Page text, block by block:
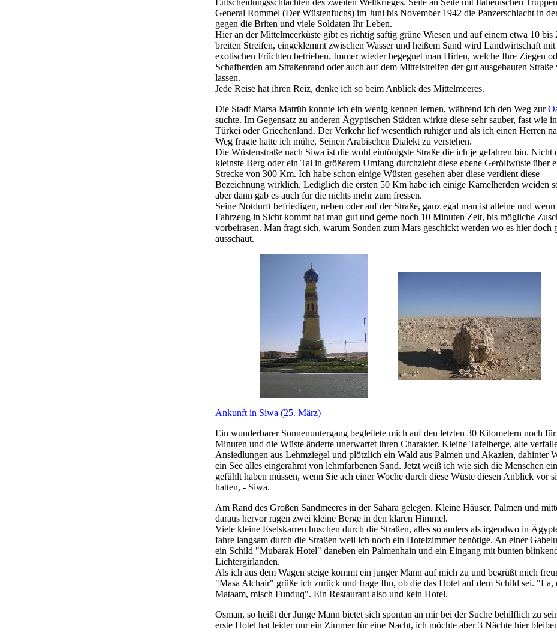
Entscheidungsschlachten des zweiten Weltkrieges. Seite an Seite mit Italienischen
General Rommel (Der Wüstenfuchs) im Juni bis November 1942 die Panzerschlacht in
gegen die Briten und viele Soldaten Ihr Leben.
Hier an der Mittelmeerküste gibt es richtig saftig grüne Wiesen und auf einem etwa 10 bis
breiten Streifen, eingeklemmt zwischen Wasser und heißem Sand wird Landwirtschaft mit
exotischen Früchten betrieben. Immer wieder begegnet man Hirten, welche Ihre Ziegen
Schafherden am Straßenrand oder auch auf dem Mittelstreifen der gut ausgebauten Straße
lassen.
Jede Reise hat ihren Reiz, denke ich so beim Anblick des Mittelmeeres.
Die Stadt Marsa Matrüh konnte ich ein wenig kennen lernen, während ich den Weg zur
suchte. Im Gegensatz zu anderen Ägyptischen Städten wirkte diese sehr sauber, fast wie
Türkei oder Griechenland. Der Verkehr lief wesentlich ruhiger und als ich einen Herren
Weg fragte hatte ich mühe, Seinen Arabischen Dialekt zu verstehen.
Die Wüstenstraße nach Siwa ist die wohl eintönigste Straße die ich je gefahren bin. Nicht
kleinste Berg oder ein Tal in größerem Umfang durchzieht diese ebene Geröllwüste über
Strecke von 300 Km. Ich habe schon einige Wüsten gesehen aber diese verdient diese
Bezeichnung wirklich. Lediglich die ersten 50 Km habe ich einige Kamelherden weiden
aber dann gab es auch für die nichts mehr zum fressen.
Seine Notdurft befriedigen, neben oder auf der Straße, ganz egal man ist alleine und wenn
Fahrzeug in Sicht kommt hat man gut und gerne noch 10 Minuten Zeit, bis mögliche
vorbeirasen. Man fragt sich, warum Sonden zum Mars geschickt werden wo es hier doch
ausschaut.
Ankunft in Siwa (25. März)
Ein wunderbarer Sonnenuntergang begleitete mich auf den letzten 30 Kilometern noch
Minuten und die Wüste änderte unerwartet ihren Charakter. Kleine Tafelberge, alte
Ansiedlungen aus Lehmziegel und plötzlich ein Wald aus Palmen und Akazien, dahinter
ein See alles eingerahmt von lehmfarbenen Sand. Jetzt weiß ich wie sich die Menschen
gefühlt haben müssen, wenn Sie ach einer Woche durch diese Wüste diesen Anblick vor
hatten, - Siwa.
Am Rand des Großen Sandmeeres in der Sahara gelegen. Kleine Häuser, Palmen und
daraus hervor ragen zwei kleine Berge in den klaren Himmel.
Viele kleine Eselskarren huschen durch die Straßen, alles so anders als irgendwo in
fahre langsam durch die Straßen weil ich noch ein Hotelzimmer benötige. An einer
ein Schild "Mubarak Hotel" daneben ein Palmenhain und ein Eingang mit bunten
Lichtergirlanden.
Als ich aus dem Wagen steige kommt ein junger Mann auf mich zu und begrüßt mich
"Masa Alchair" grüße ich zurück und frage Ihn, ob die das Hotel auf dem Schild sei. "La,
Mataam, misch Funduq". Ein Restaurant also und kein Hotel.
Osman, so heißt der Junge Mann bietet sich spontan an mir bei der Suche behilflich zu
erste Hotel hat leider nur ein Zimmer für eine Nacht, ich möchte aber 3 Nächte hier